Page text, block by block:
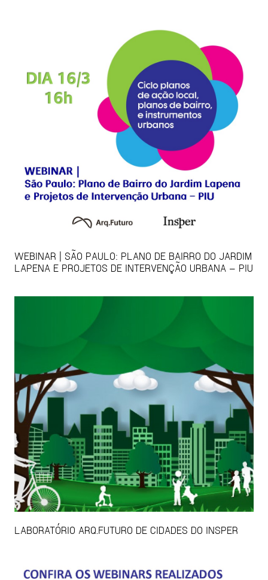
WEBINAR | SÃO PAULO: PLANO DE BAIRRO DO JARDIM
LAPENA E PROJETOS DE INTERVENÇÃO URBANA – PIU
LABORATÓRIO ARQ.FUTURO DE CIDADES DO INSPER